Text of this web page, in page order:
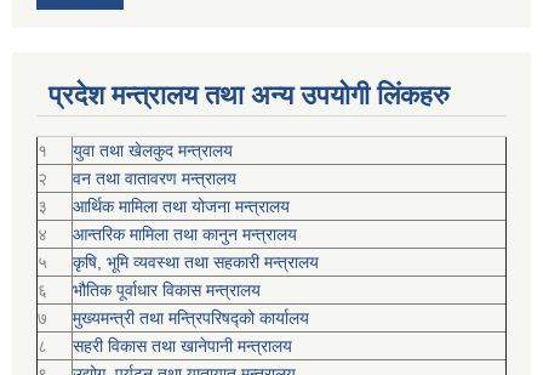
प्रदेश मन्त्रालय तथा अन्य उपयोगी लिंकहरु
१
युवा तथा खेलकुद मन्त्रालय
२
वन तथा वातावरण मन्त्रालय
३
आर्थिक मामिला तथा योजना मन्त्रालय
४
आन्तरिक मामिला तथा कानुन मन्त्रालय
५
कृषि, भूमि व्यवस्था तथा सहकारी मन्त्रालय
६
भौतिक पूर्वाधार विकास मन्त्रालय
७
मुख्यमन्त्री तथा मन्त्रिपरिषद्को कार्यालय
८
सहरी विकास तथा खानेपानी मन्त्रालय